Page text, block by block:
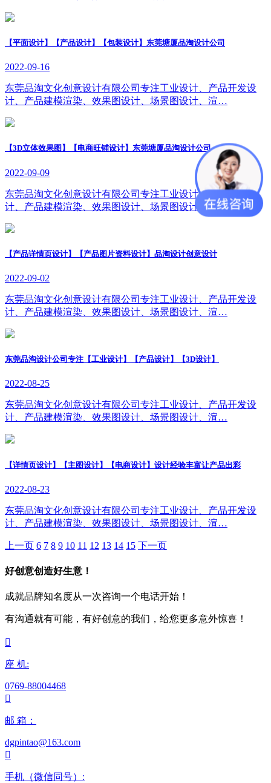
【平面设计】【产品设计】【包装设计】东莞塘厦品淘设计公司
2022-09-16
东莞品淘文化创意设计有限公司专注工业设计、产品开发设
计、产品建模渲染、效果图设计、场景图设计、渲…
【3D立体效果图】【电商旺铺设计】东莞塘厦品淘设计公司
2022-09-09
东莞品淘文化创意设计有限公司专注工业设计、产品开发设
计、产品建模渲染、效果图设计、场景图设计、渲…
【产品详情页设计】【产品图片资料设计】品淘设计创意设计
2022-09-02
东莞品淘文化创意设计有限公司专注工业设计、产品开发设
计、产品建模渲染、效果图设计、场景图设计、渲…
东莞品淘设计公司专注【工业设计】【产品设计】【3D设计】
2022-08-25
东莞品淘文化创意设计有限公司专注工业设计、产品开发设
计、产品建模渲染、效果图设计、场景图设计、渲…
【详情页设计】【主图设计】【电商设计】设计经验丰富让产品出彩
2022-08-23
东莞品淘文化创意设计有限公司专注工业设计、产品开发设
计、产品建模渲染、效果图设计、场景图设计、渲…
上一页 6 7 8 9 10 11 12 13 14 15 下一页
好创意创造好生意！
成就品牌知名度从一次咨询一个电话开始！
有沟通就有可能，有好创意的我们，给您更多意外惊喜！

座 机:
0769-88004468

邮 箱：
dgpintao@163.com

手机（微信同号）: